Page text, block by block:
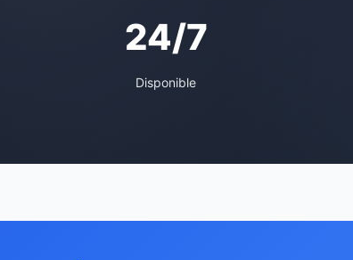
24/7
Disponible